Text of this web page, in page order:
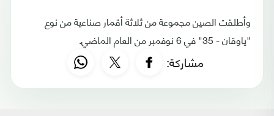
وأطلقت الصين مجموعة من ثلاثة أقمار صناعية من نوع
"ياوقان - 35" في 6 نوفمبر من العام الماضي.
مشاركة: